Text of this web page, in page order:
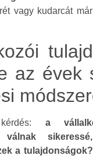
vagy kudarcát
az évek
a
válnak
a tulajdonságok?